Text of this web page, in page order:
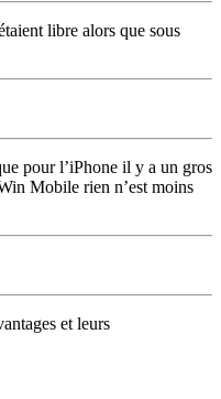
libre alors que sous
pour l’iPhone il y a un gros
Mobile rien n’est moins
et leurs